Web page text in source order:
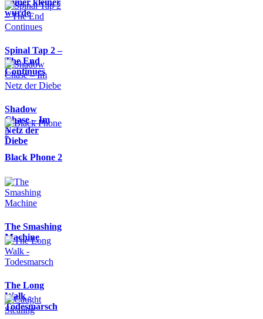
wurde
Spinal Tap 2 –
The End
Continues
Shadow
Chase – Im
Netz der
Diebe
Black Phone 2
The Smashing
Machine
The Long
Walk -
Todesmarsch